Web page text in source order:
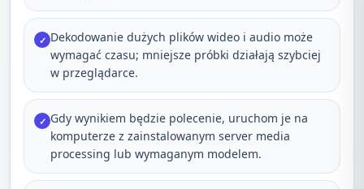
✓ Dekodowanie dużych plików wideo i audio może
wymagać czasu; mniejsze próbki działają szybciej
w przeglądarce.
✓ Gdy wynikiem będzie polecenie, uruchom je na
komputerze z zainstalowanym server media
processing lub wymaganym modelem.